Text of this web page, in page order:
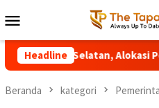
ke
kontenMobile
Headline
Aceh Selatan, Alokasi Pokir
Beranda kategori